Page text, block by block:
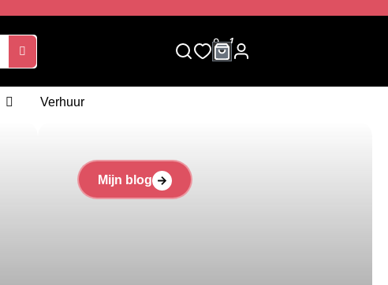
0 1
Verhuur
Mijn blog